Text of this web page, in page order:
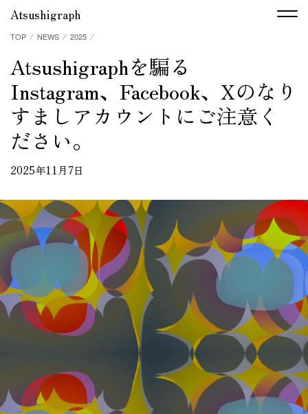
Atsushigraph
TOP ⁄ NEWS ⁄ 2025 ⁄
Atsushigraphを騙る
Instagram、Facebook、Xのなり
すましアカウントにご注意く
ださい。
2025年11月7日